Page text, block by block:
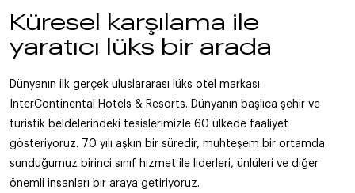
Küresel karşılama ile
yaratıcı lüks bir arada
Dünyanın ilk gerçek uluslararası lüks otel markası:
InterContinental Hotels & Resorts. Dünyanın başlıca şehir ve
turistik beldelerindeki tesislerimizle 60 ülkede faaliyet
gösteriyoruz. 70 yılı aşkın bir süredir, muhteşem bir ortamda
sunduğumuz birinci sınıf hizmet ile liderleri, ünlüleri ve diğer
önemli insanları bir araya getiriyoruz.